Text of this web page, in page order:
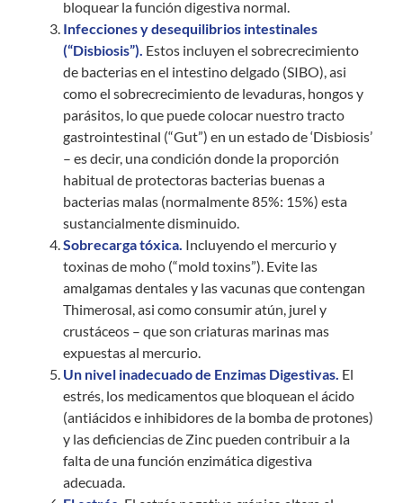
bloquear la función digestiva normal.
Infecciones y desequilibrios intestinales
(“Disbiosis”). Estos incluyen el sobrecrecimiento
de bacterias en el intestino delgado (SIBO), asi
como el sobrecrecimiento de levaduras, hongos y
parásitos, lo que puede colocar nuestro tracto
gastrointestinal (“Gut”) en un estado de ‘Disbiosis’
– es decir, una condición donde la proporción
habitual de protectoras bacterias buenas a
bacterias malas (normalmente 85%: 15%) esta
sustancialmente disminuido.
Sobrecarga tóxica. Incluyendo el mercurio y
toxinas de moho (“mold toxins”). Evite las
amalgamas dentales y las vacunas que contengan
Thimerosal, asi como consumir atún, jurel y
crustáceos – que son criaturas marinas mas
expuestas al mercurio.
Un nivel inadecuado de Enzimas Digestivas. El
estrés, los medicamentos que bloquean el ácido
(antiácidos e inhibidores de la bomba de protones)
y las deficiencias de Zinc pueden contribuir a la
falta de una función enzimática digestiva
adecuada.